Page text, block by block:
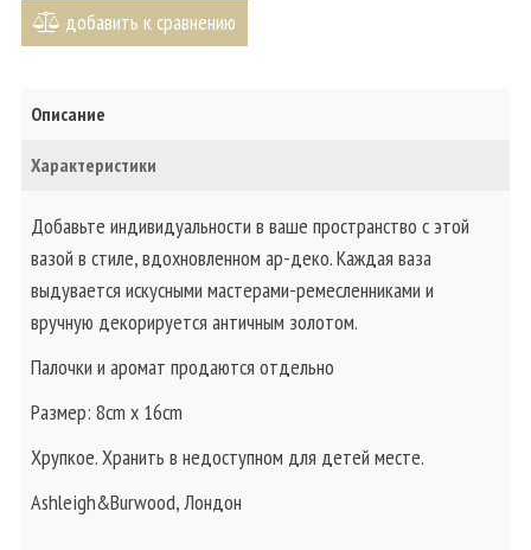
добавить к сравнению
Описание
Характеристики
Добавьте индивидуальности в ваше пространство с этой
вазой в стиле, вдохновленном ар-деко. Каждая ваза
выдувается искусными мастерами-ремесленниками и
вручную декорируется античным золотом.
Палочки и аромат продаются отдельно
Размер: 8cm x 16cm
Хрупкое. Хранить в недоступном для детей месте.
Ashleigh&Burwood, Лондон